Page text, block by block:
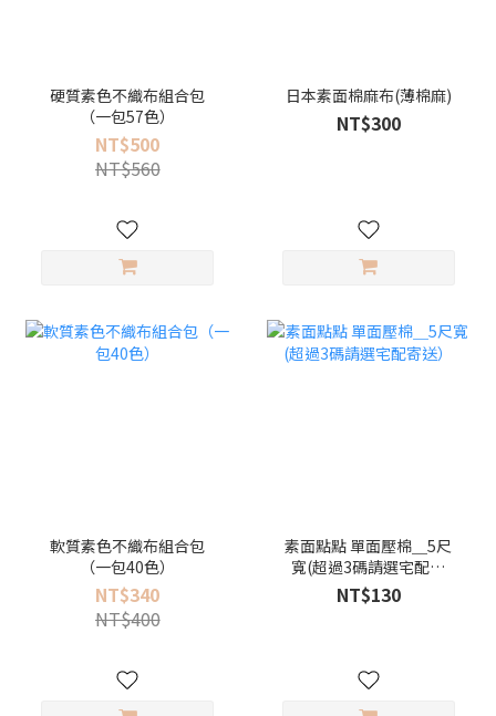
硬質素色不織布組合包
（一包57色）
NT$500
NT$560
日本素面棉麻布(薄棉麻)
NT$300
軟質素色不織布組合包
（一包40色）
NT$340
NT$400
素面點點 單面壓棉＿5尺
寬(超過3碼請選宅配寄
送）
NT$130